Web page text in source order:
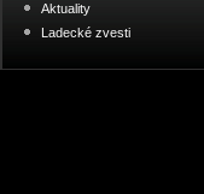
Aktuality
Ladecké zvesti